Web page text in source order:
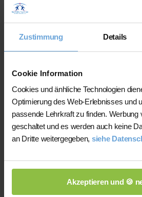
Zustimmung Details
Cookie Information
Cookies und änhliche Technologien
Optimierung des Web-Erlebnisses und
passende Lehrkraft zu finden. Werbung
geschaltet und es werden auch keine
an Dritte weitergegeben, siehe
Akzeptieren und 🍪
Qualifikationsnachweise vor
Freischaltung geprüft
Nachhilfe-Team.net
möglichst schnell eine zu
passende Lehrkraft zu
Ausfall können Sie auf
Vermittlung einer anderen
unterstützt werden.
ihren Unterricht
Die jeweilige Lehrkraft